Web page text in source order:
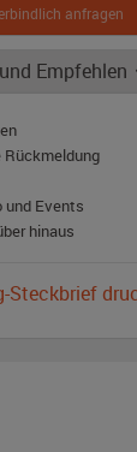
anfragen
Empfehlen
Rückmeldung
und Events
hinaus
Steckbrief